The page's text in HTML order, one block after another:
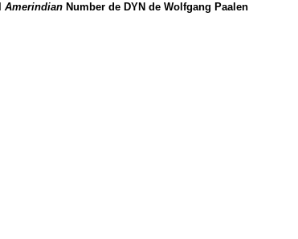
Amerindian Number de DYN de Wolfgang Paalen